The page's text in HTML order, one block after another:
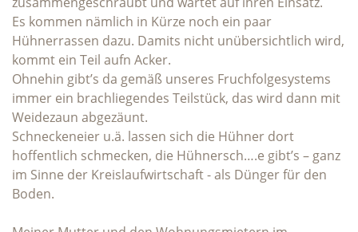
Es kommen nämlich in Kürze noch ein paar
Hühnerrassen dazu. Damits nicht unübersichtlich wird,
kommt ein Teil aufn Acker.
Ohnehin gibt’s da gemäß unseres Fruchfolgesystems
immer ein brachliegendes Teilstück, das wird dann mit
Weidezaun abgezäunt.
Schneckeneier u.ä. lassen sich die Hühner dort
hoffentlich schmecken, die Hühnersch….e gibt’s – ganz
im Sinne der Kreislaufwirtschaft - als Dünger für den
Boden.